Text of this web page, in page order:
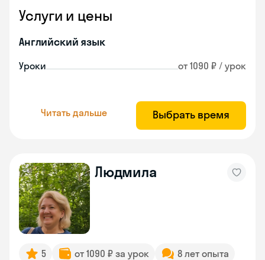
Услуги и цены
Английский язык
Уроки от 1090 ₽ / урок
Читать дальше Выбрать время
Людмила
5 от 1090 ₽ за урок
8 лет опыта